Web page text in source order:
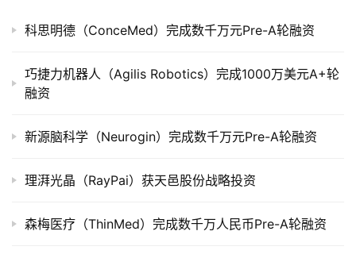
重
公
上
投
数
科思明德（ConceMed）完成数千万元Pre-A轮融资
巧捷力机器人（Agilis Robotics）完成1000万美元A+轮
融资
新源脑科学（Neurogin）完成数千万元Pre-A轮融资
理湃光晶（RayPai）获天邑股份战略投资
森梅医疗（ThinMed）完成数千万人民币Pre-A轮融资